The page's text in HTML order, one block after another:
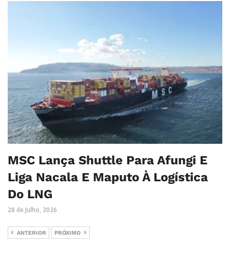
MSC Lança Shuttle Para Afungi E
Liga Nacala E Maputo À Logística
Do LNG
28 de Julho, 2026
ANTERIOR PRÓXIMO